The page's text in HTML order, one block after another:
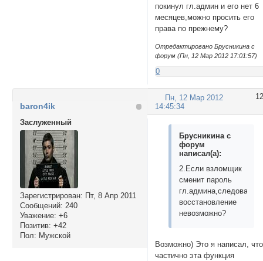
покинул гл.админ и его нет 6
месяцев,можно просить его
права по прежнему?
Отредактировано Брусникина с
форум (Пн, 12 Мар 2012 17:01:57)
0
12
Пн, 12 Мар 2012
14:45:34
baron4ik
Заслуженный
Зарегистрирован: Пт, 8 Апр 2011
Сообщений: 240
Уважение: +6
Позитив: +42
Пол: Мужской
Брусникина с
форум
написал(а):
2.Если взломщик
сменит пароль
восстановление
невозможно?
Возможно) Это я написал, что
частично эта функция